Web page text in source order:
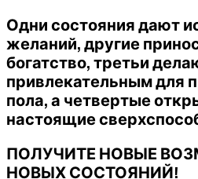
Одни состояния дают
желаний, другие
богатство, третьи
привлекательным для
пола, а четвертые
настоящие
ПОЛУЧИТЕ НОВЫЕ
НОВЫХ СОСТОЯНИЙ!